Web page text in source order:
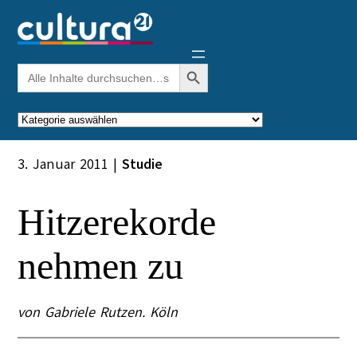
Inhalt
springen
Search
for:
Search Button
Kategorien
3. Januar 2011 |Studie
Hitzerekorde
nehmen zu
von Gabriele Rutzen. Köln